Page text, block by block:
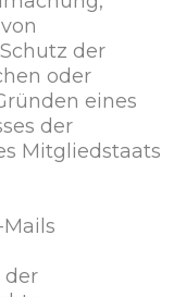
der
oder
eines
der
Mitgliedstaats
der